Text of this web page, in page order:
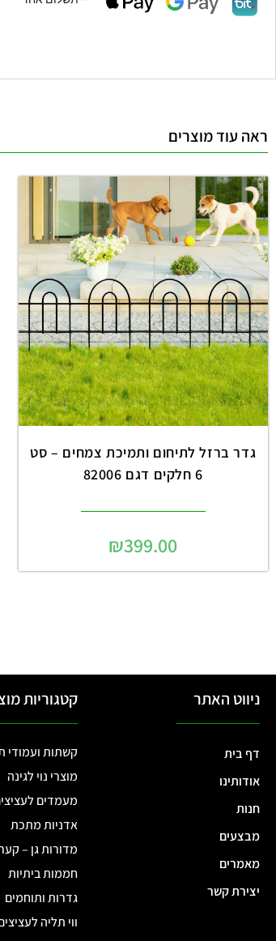
ראה עוד מוצרים
גדר ברזל לתיחום ותמיכת צמחים – סט
6 חלקים דגם 82006
₪399.00
ניווט האתר
דף בית
אודותינו
חנות
מבצעים
מאמרים
יצירת קשר
קטגוריות
קשתות ועמודי
מוצרי נוי לגינה
מעמדים
אדניות מתכת
מדורות גן –
חממות ביתיות
גדרות ותוחמים
ווי תליה